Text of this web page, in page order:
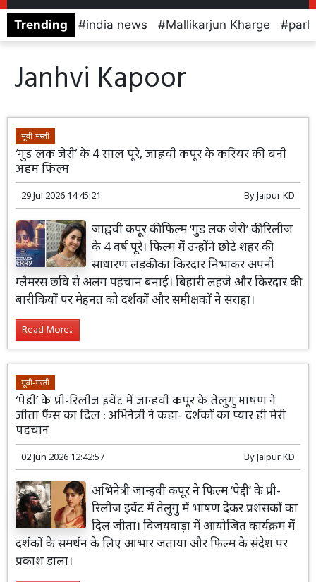
Trending india news Mallikarjun Kharge
Janhvi Kapoor
मूवी-मस्ती
‘गुड लक जेरी’ के 4 साल पूरे, जाह्नवी कपूर के करियर की बनी
अहम फिल्म
29 Jul 2026 14:45:21 ByJaipur KD
जाह्नवी कपूर की फिल्म ‘गुड लक जेरी’ की रिलीज
के 4 वर्ष पूरे। फिल्म में उन्होंने छोटे शहर की
साधारण लड़की का किरदार निभाकर अपनी
ग्लैमरस छवि से अलग पहचान बनाई। बिहारी लहजे और किरदार की
बारीकियों पर मेहनत को दर्शकों और समीक्षकों ने सराहा।
Read More...
मूवी-मस्ती
‘पेद्दी’ के प्री-रिलीज इवेंट में जान्हवी कपूर के तेलुगु भाषण ने
जीता फैंस का दिल : अभिनेत्री ने कहा- दर्शकों का प्यार ही मेरी
पहचान
02 Jun 2026 12:42:57 ByJaipur KD
अभिनेत्री जान्हवी कपूर ने फिल्म ‘पेद्दी’ के प्री-
रिलीज इवेंट में तेलुगु में भाषण देकर प्रशंसकों का
दिल जीता। विजयवाड़ा में आयोजित कार्यक्रम में
दर्शकों के समर्थन के लिए आभार जताया और फिल्म के संदेश पर
प्रकाश डाला।